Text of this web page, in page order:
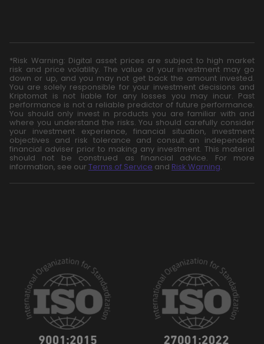
*Risk Warning: Digital asset prices are subject to high market
risk and price volatility. The value of your investment may go
down or up, and you may not get back the amount invested.
You are solely responsible for your investment decisions and
Kriptomat is not liable for any losses you may incur. Past
performance is not a reliable predictor of future performance.
You should only invest in products you are familiar with and
where you understand the risks. You should carefully consider
your investment experience, financial situation, investment
objectives and risk tolerance and consult an independent
financial adviser prior to making any investment. This material
should not be construed as financial advice. For more
information, see our Terms of Service and Risk Warning.